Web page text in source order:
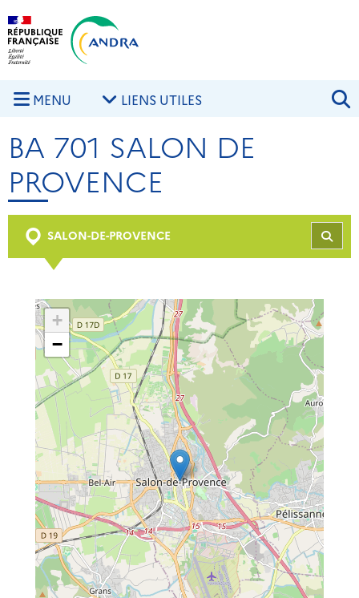
Aller au contenu principal
MENU LIENS UTILES
BA 701 SALON DE
PROVENCE
SALON-DE-PROVENCE
+
−